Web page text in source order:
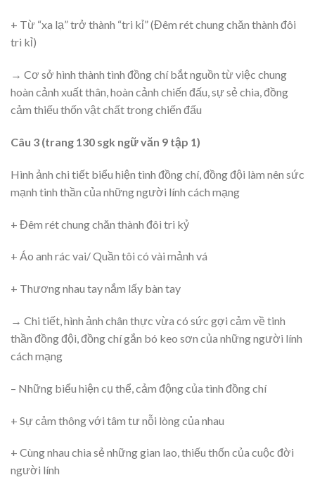
+ Từ “xa lạ” trở thành “tri kỉ” (Đêm rét chung chăn thành đôi
tri kỉ)
→ Cơ sở hình thành tình đồng chí bắt nguồn từ việc chung
hoàn cảnh xuất thân, hoàn cảnh chiến đấu, sự sẻ chia, đồng
cảm thiếu thốn vật chất trong chiến đấu
Câu 3 (trang 130 sgk ngữ văn 9 tập 1)
Hình ảnh chi tiết biểu hiện tình đồng chí, đồng đội làm nên sức
mạnh tinh thần của những người lính cách mạng
+ Đêm rét chung chăn thành đôi tri kỷ
+ Áo anh rác vai/ Quần tôi có vài mảnh vá
+ Thương nhau tay nắm lấy bàn tay
→ Chi tiết, hình ảnh chân thực vừa có sức gợi cảm về tinh
thần đồng đội, đồng chí gắn bó keo sơn của những người lính
cách mạng
– Những biểu hiện cụ thể, cảm động của tình đồng chí
+ Sự cảm thông với tâm tư nỗi lòng của nhau
+ Cùng nhau chia sẻ những gian lao, thiếu thốn của cuộc đời
người lính